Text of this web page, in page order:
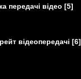
передачі відео [5]
відеопередачі [6]